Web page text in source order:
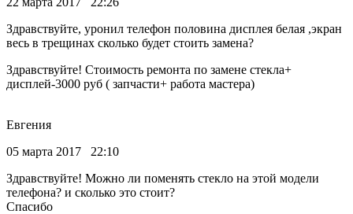
Здравствуйте, уронил телефон половина дисплея белая ,экран
весь в трещинах сколько будет стоить замена?
Здравствуйте! Стоимость ремонта по замене стекла+
дисплей-3000 руб ( запчасти+ работа мастера)
Евгения
05 марта 2017 22:10
Здравствуйте! Можно ли поменять стекло на этой модели
телефона? и сколько это стоит?
Спасибо